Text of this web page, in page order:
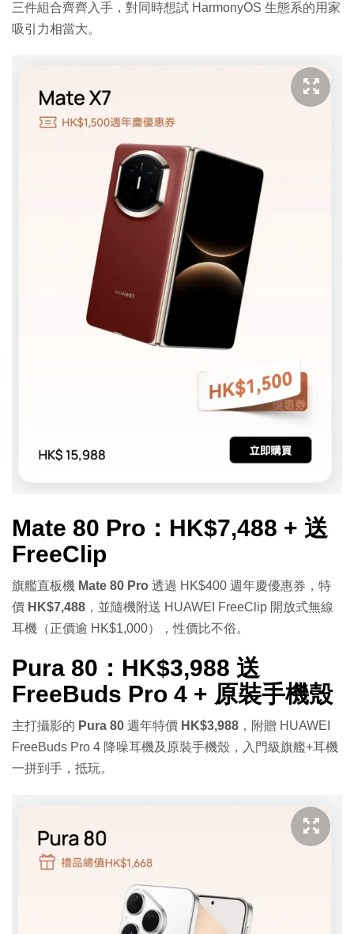
三件組合齊齊入手，對同時想試 HarmonyOS 生態系的用家
吸引力相當大。
Mate 80 Pro：HK$7,488 + 送
FreeClip
旗艦直板機 Mate 80 Pro 透過 HK$400 週年慶優惠券，特
價 HK$7,488 ，並隨機附送 HUAWEI FreeClip 開放式無線
耳機（正價逾 HK$1,000），性價比不俗。
Pura 80：HK$3,988 送
FreeBuds Pro 4 + 原裝手機殼
主打攝影的 Pura 80 週年特價 HK$3,988 ，附贈 HUAWEI
FreeBuds Pro 4 降噪耳機及原裝手機殼，入門級旗艦+耳機
一拼到手，抵玩。